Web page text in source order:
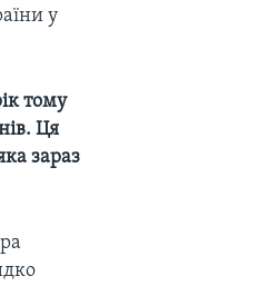
у
тому
Ця
зараз